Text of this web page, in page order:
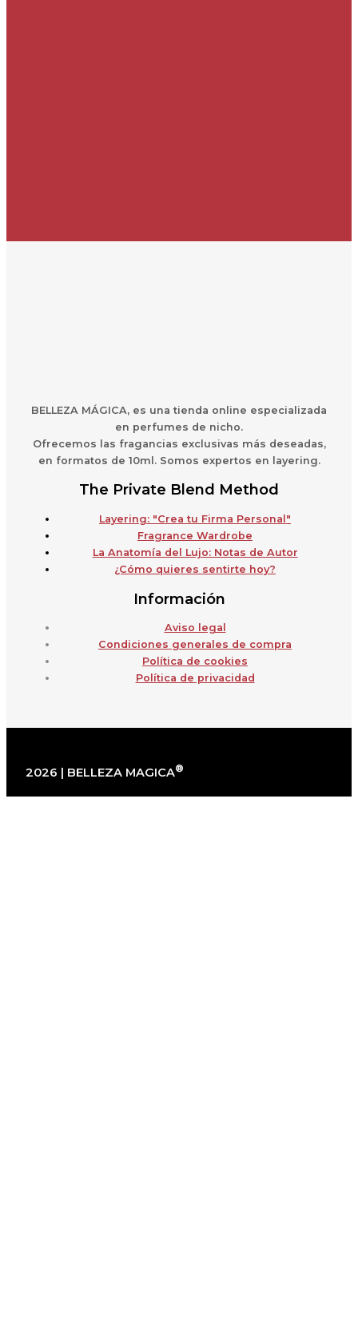
BELLEZA MÁGICA, es una tienda online especializada
en perfumes de nicho.
Ofrecemos las fragancias exclusivas más deseadas,
en formatos de 10ml. Somos expertos en layering.
The Private Blend Method
Layering: "Crea tu Firma Personal"
Fragrance Wardrobe
La Anatomía del Lujo: Notas de Autor
¿Cómo quieres sentirte hoy?
Información
Aviso legal
Condiciones generales de compra
Política de cookies
Política de privacidad
2026 | BELLEZA MAGICA®